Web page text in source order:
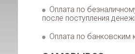
Оплата по
после поступления
Оплата по банковским